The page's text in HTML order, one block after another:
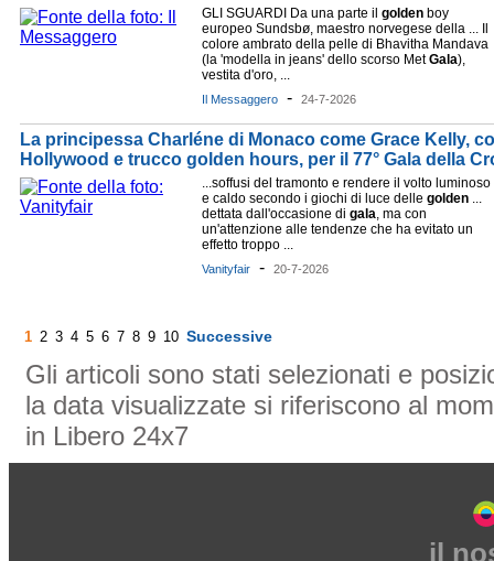
GLI SGUARDI Da una parte il golden boy
europeo Sundsbø, maestro norvegese della ... Il
colore ambrato della pelle di Bhavitha Mandava
(la 'modella in jeans' dello scorso MetGala),
vestita d'oro, ...
Il Messaggero - 24-7-2026
La principessa Charléne di Monaco come Grace Kelly,
Hollywood e trucco golden hours, per il 77° Gala della
...soffusi del tramonto e rendere il volto luminoso
e caldo secondo i giochi di luce delle golden ...
dettata dall'occasione di gala, ma con
un'attenzione alle tendenze che ha evitato un
effetto troppo ...
Vanityfair - 20-7-2026
1 2 3 4 5 6 7 8 9 10 Successive
Gli articoli sono stati selezionati e
la data visualizzate si riferiscono al
in Libero 24x7
il